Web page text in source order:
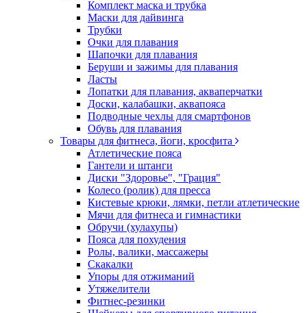
Комплект маска и трубка
Маски для дайвинга
Трубки
Очки для плавания
Шапочки для плавания
Беруши и зажимы для плавания
Ласты
Лопатки для плавания, акваперчатки
Доски, калабашки, аквапояса
Подводные чехлы для смартфонов
Обувь для плавания
Товары для фитнеса, йоги, кросфита
Атлетические пояса
Гантели и штанги
Диски "Здоровье", "Грация"
Колесо (ролик) для пресса
Кистевые крюки, лямки, петли атлетические
Мячи для фитнеса и гимнастики
Обручи (хулахупы)
Пояса для похудения
Ролы, валики, массажеры
Скакалки
Упоры для отжиманий
Утяжелители
Фитнес-резинки